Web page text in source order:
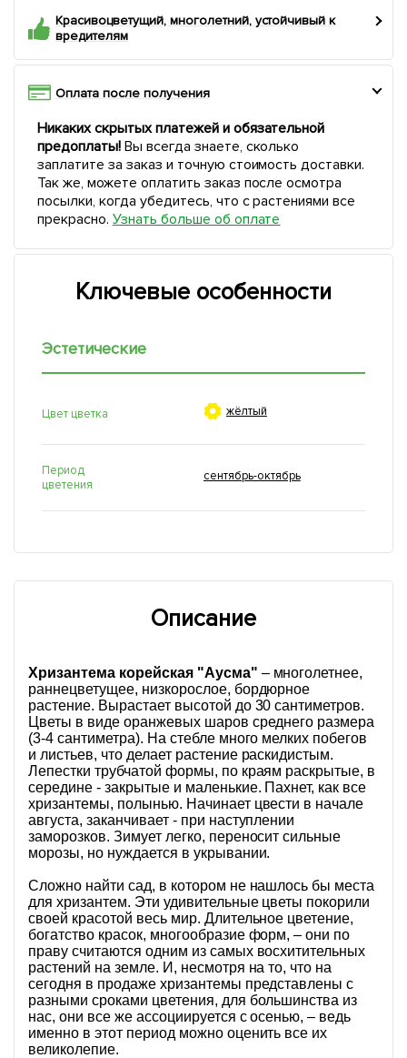
Красивоцветущий, многолетний, устойчивый к
вредителям
Оплата после получения
Никаких скрытых платежей и обязательной
предоплаты!Вы всегда знаете, сколько
заплатите за заказ и точную стоимость доставки.
Так же, можете оплатить заказ после осмотра
посылки, когда убедитесь, что с растениями все
прекрасно. Узнать больше об оплате
Ключевые особенности
Эстетические
Цвет цветка  жёлтый
Период
цветения
сентябрь-октябрь
Описание
Хризантема корейская "Аусма" – многолетнее,
раннецветущее, низкорослое, бордюрное
растение. Вырастает высотой до 30 сантиметров.
Цветы в виде оранжевых шаров среднего размера
(3-4 сантиметра). На стебле много мелких побегов
и листьев, что делает растение раскидистым.
Лепестки трубчатой формы, по краям раскрытые, в
середине - закрытые и маленькие. Пахнет, как все
хризантемы, полынью. Начинает цвести в начале
августа, заканчивает - при наступлении
заморозков. Зимует легко, переносит сильные
морозы, но нуждается в укрывании.
Сложно найти сад, в котором не нашлось бы места
для хризантем. Эти удивительные цветы покорили
своей красотой весь мир. Длительное цветение,
богатство красок, многообразие форм, – они по
праву считаются одним из самых восхитительных
растений на земле. И, несмотря на то, что на
сегодня в продаже хризантемы представлены с
разными сроками цветения, для большинства из
нас, они все же ассоциируется с осенью, – ведь
именно в этот период можно оценить все их
великолепие.